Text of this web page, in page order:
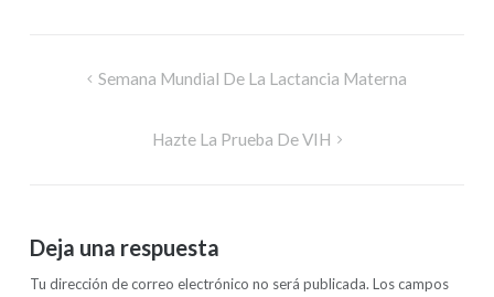
Semana Mundial De La Lactancia Materna
Hazte La Prueba De VIH
Deja una respuesta
Tu dirección de correo electrónico no será publicada. Los campos